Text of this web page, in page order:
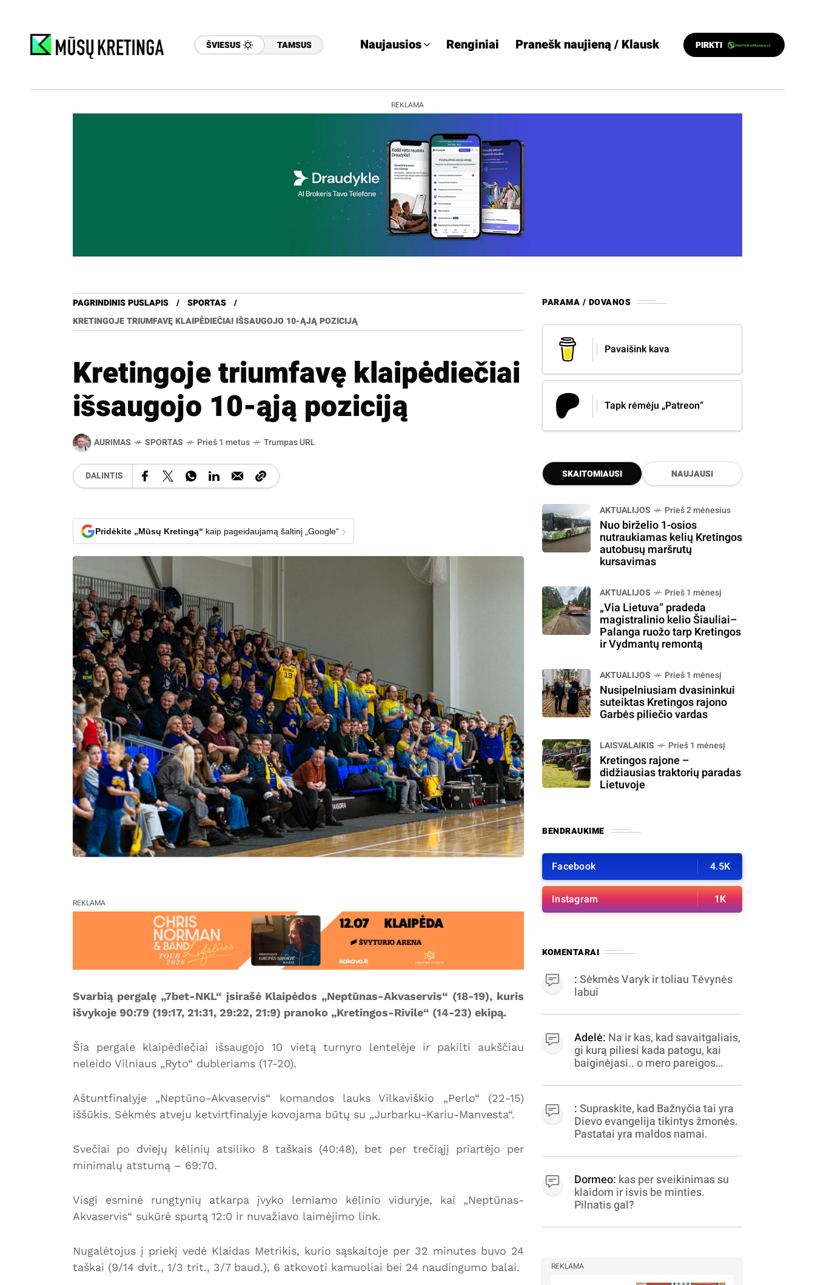
ŠVIESUS TAMSUS Naujausios Renginiai Pranešk naujieną / Klausk PIRKTI
REKLAMA
PAGRINDINIS PUSLAPIS
SPORTAS
KRETINGOJE TRIUMFAVĘ KLAIPĖDIEČIAI IŠSAUGOJO 10-ĄJĄ POZICIJĄ
Kretingoje triumfavę klaipėdiečiai
išsaugojo 10-ąją poziciją
AURIMAS SPORTAS Prieš 1 metus Trumpas URL
DALINTIS
Pridėkite „Mūsų Kretingą“ kaip pageidaujamą šaltinį „Google“ ›
REKLAMA
Svarbią pergalę „7bet-NKL“ įsirašė Klaipėdos „Neptūnas-Akvaservis“ (18-19), kuris
išvykoje 90:79 (19:17, 21:31, 29:22, 21:9) pranoko „Kretingos-Rivile“ (14-23) ekipą.
Šia pergale klaipėdiečiai išsaugojo 10 vietą turnyro lentelėje ir pakilti aukščiau
neleido Vilniaus „Ryto“ dubleriams (17-20).
Aštuntfinalyje „Neptūno-Akvaservis“ komandos lauks Vilkaviškio „Perlo“ (22-15)
iššūkis. Sėkmės atveju ketvirtfinalyje kovojama būtų su „Jurbarku-Kariu-Manvesta“.
Svečiai po dviejų kėlinių atsiliko 8 taškais (40:48), bet per trečiąjį priartėjo per
minimalų atstumą – 69:70.
Visgi esminė rungtynių atkarpa įvyko lemiamo kėlinio viduryje, kai „Neptūnas-
Akvaservis“ sukūrė spurtą 12:0 ir nuvažiavo laimėjimo link.
Nugalėtojus į priekį vedė Klaidas Metrikis, kurio sąskaitoje per 32 minutes buvo 24
taškai (9/14 dvit., 1/3 trit., 3/7 baud.), 6 atkovoti kamuoliai bei 24 naudingumo balai.
PARAMA / DOVANOS
Pavaišink kava
Tapk rėmėju „Patreon“
SKAITOMIAUSI NAUJAUSI
AKTUALIJOS Prieš 2 mėnesius
Nuo birželio 1-osios
nutraukiamas kelių Kretingos
autobusų maršrutų
kursavimas
AKTUALIJOS Prieš 1 mėnesį
„Via Lietuva“ pradeda
magistralinio kelio Šiauliai–
Palanga ruožo tarp Kretingos
ir Vydmantų remontą
AKTUALIJOS Prieš 1 mėnesį
Nusipelniusiam dvasininkui
suteiktas Kretingos rajono
Garbės piliečio vardas
LAISVALAIKIS Prieš 1 mėnesį
Kretingos rajone –
didžiausias traktorių paradas
Lietuvoje
BENDRAUKIME
Facebook 4.5K
Instagram 1K
KOMENTARAI
:Sėkmės Varyk ir toliau Tėvynės
labui
Adelė: Na ir kas, kad savaitgaliais,
gi kurą piliesi kada patogu, kai
baiginėjasi.. o mero pareigos
apibrėžiamos.. nežinau,
bereikalingas oro virpinimas,
ieškokit kur milijonus vagia
dujininkai, elektros aferistai,
stadionų statytojai Vilnuje
:Supraskite, kad Bažnyčia tai yra
Dievo evangelija tikintys žmonės.
Pastatai yra maldos namai.
Dormeo: kas per sveikinimas su
klaidom ir isvis be minties.
Pilnatis gal?
REKLAMA